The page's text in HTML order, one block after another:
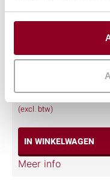
Onderstel op
€12,64
(excl. btw)
IN WINKELWAGEN
Meer info